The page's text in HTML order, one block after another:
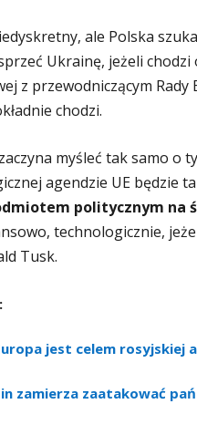
ale Polska
Ukrainę, jeżeli
z przewodniczącym Rady
chodzi.
myśleć tak samo o
agendzie UE będzie
politycznym na
technologicznie,
Tusk.
jest celem rosyjskiej
zamierza zaatakować